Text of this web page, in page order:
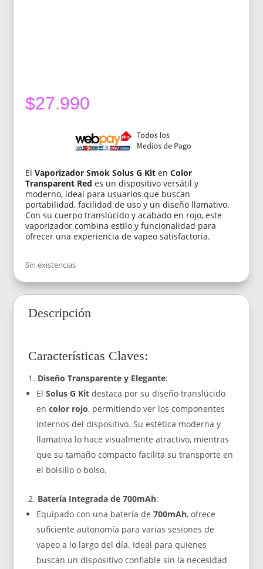
$27.990
ElVaporizador Smok Solus G Kit enColor
Transparent Red es un dispositivo versátil y
moderno, ideal para usuarios que buscan
portabilidad, facilidad de uso y un diseño llamativo.
Con su cuerpo translúcido y acabado en rojo, este
vaporizador combina estilo y funcionalidad para
ofrecer una experiencia de vapeo satisfactoria.
Sin existencias
Descripción
Características Claves:
Diseño Transparente y Elegante:
ElSolus G Kit destaca por su diseño translúcido
encolor rojo, permitiendo ver los componentes
internos del dispositivo. Su estética moderna y
llamativa lo hace visualmente atractivo, mientras
que su tamaño compacto facilita su transporte en
el bolsillo o bolso.
Batería Integrada de 700mAh:
Equipado con una batería de700mAh, ofrece
suficiente autonomía para varias sesiones de
vapeo a lo largo del día. Ideal para quienes
buscan un dispositivo confiable sin la necesidad